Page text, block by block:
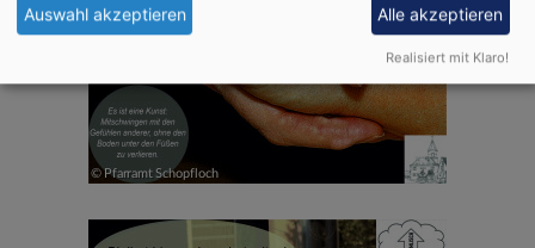
Auswahl akzeptieren Alle akzeptieren
Realisiert mit Klaro!